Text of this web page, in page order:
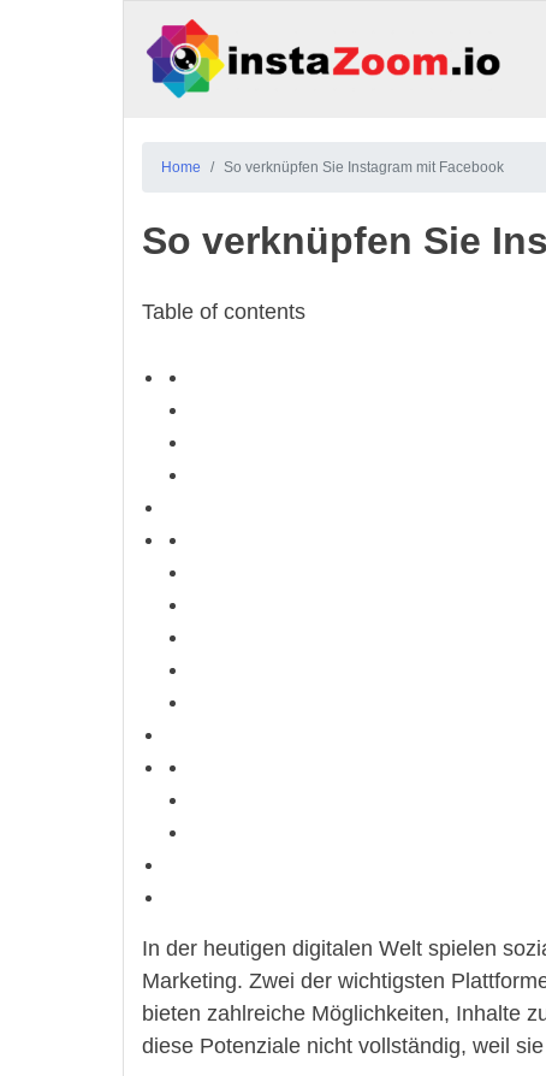
Home So verknüpfen Sie Instagram mit Facebook
So verknüpfen Sie
Table of contents
In der heutigen digitalen Welt spielen
Marketing. Zwei der wichtigsten
bieten zahlreiche Möglichkeiten, Inhalte
diese Potenziale nicht vollständig, weil